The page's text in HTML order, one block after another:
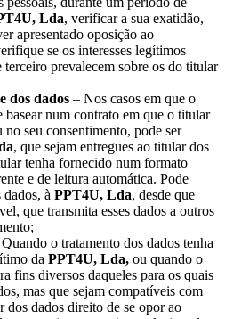
Lda, verificar a sua exatidão,
apresentado oposição ao
se os interesses legítimos
terceiro prevalecem sobre os do titular
dos dados – Nos casos em que o
basear num contrato em que o titular
no seu consentimento, pode ser
, que sejam entregues ao titular dos
tenha fornecido num formato
e de leitura automática. Pode
à PPT4U, Lda, desde que
que transmita esses dados a outros
o tratamento dos dados tenha
da PPT4U, Lda, ou quando o
fins diversos daqueles para os quais
mas que sejam compatíveis com
dos dados direito de se opor ao